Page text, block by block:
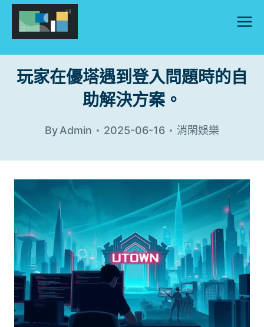
Skip
content
玩家在優塔遇到登入問題時的自
助解決方案。
ByAdmin 2025-06-16 消閑娛樂